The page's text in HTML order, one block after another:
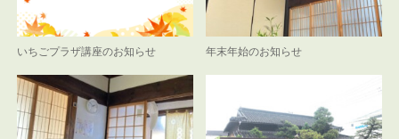
いちごプラザ講座のお知らせ 年末年始のお知らせ